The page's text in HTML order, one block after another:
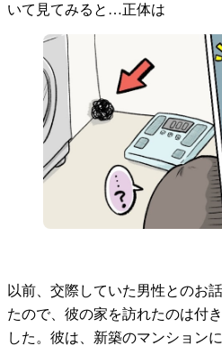
いて見てみると…正体は
以前、交際していた男性とのお
たので、彼の家を訪れたのは付
した。彼は、新築のマンション